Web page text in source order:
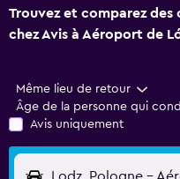
Trouvez et comparez
chez Avis à Aéroport de
Même lieu de retour
Âge de la personne qui
Avis uniquement